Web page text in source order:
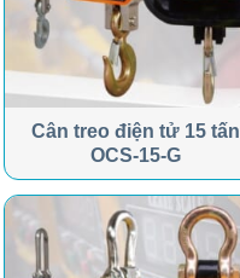
Cân treo điện tử 15 tấn
OCS-15-G